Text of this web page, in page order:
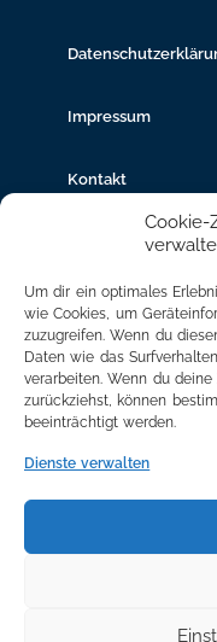
Cookie-
Um dir ein optimales
wie Cookies, um
zuzugreifen. Wenn du
Daten wie das
verarbeiten. Wenn du
zurückziehst, können
beeinträchtigt werden.
Dienste verwalten
Impressum
Kontakt